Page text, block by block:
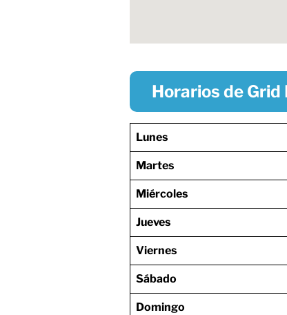
Horarios de Grid
Lunes
Martes
Miércoles
Jueves
Viernes
Sábado
Domingo